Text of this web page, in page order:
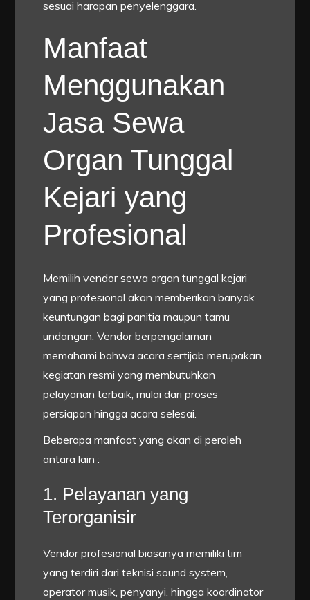
sesuai harapan penyelenggara.
Manfaat
Menggunakan
Jasa Sewa
Organ Tunggal
Kejari yang
Profesional
Memilih vendor sewa organ tunggal kejari
yang profesional akan memberikan banyak
keuntungan bagi panitia maupun tamu
undangan. Vendor berpengalaman
memahami bahwa acara sertijab merupakan
kegiatan resmi yang membutuhkan
pelayanan terbaik, mulai dari proses
persiapan hingga acara selesai.
Beberapa manfaat yang akan di peroleh
antara lain :
1. Pelayanan yang
Terorganisir
Vendor profesional biasanya memiliki tim
yang terdiri dari teknisi sound system,
operator musik, penyanyi, hingga koordinator